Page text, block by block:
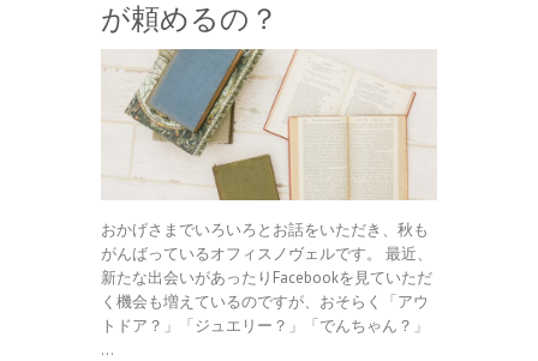
が頼めるの？
おかげさまでいろいろとお話をいただき、秋も
がんばっているオフィスノヴェルです。 最近、
新たな出会いがあったりFacebookを見ていただ
く機会も増えているのですが、おそらく「アウ
トドア？」「ジュエリー？」「でんちゃん？」
…